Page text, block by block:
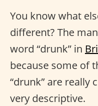
You know what
different? The
word “drunk” in
because some of
“drunk” are really
very descriptive.